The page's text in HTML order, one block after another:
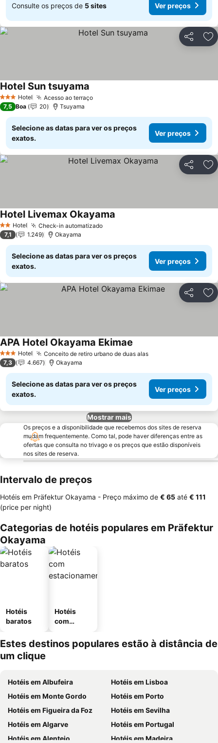
Consulte os preços de 5 sites Ver preços
Partilhar
3 EstrelasHotel Acesso ao terraçoVer preços
Hotel Sun tsuyama
7,5 Boa 20 Tsuyama
Selecione as datas para ver os preços
exatos.
Ver preços
Partilhar
2 Estrelas
Hotel Check-in automatizadoVer preços
Hotel Livemax Okayama
7,1 1.249 Okayama
Selecione as datas para ver os preços
exatos.
Ver preços
Partilhar
3 EstrelasHotel Conceito de retiro urbano de duas alasVer preços
APA Hotel Okayama Ekimae
7,3 4.667 Okayama
Selecione as datas para ver os preços
exatos.
Ver preços
Mostrar mais
Os preços e a disponibilidade que recebemos dos sites de reserva
mudam frequentemente. Como tal, pode haver diferenças entre as
ofertas que consulta no trivago e os preços que estão disponíveis
nos sites de reserva.
Intervalo de preços
Hotéis em Präfektur Okayama - Preço máximo de ‎€ 65 até ‎€ 111
(price per night)
Categorias de hotéis populares em Präfektur
Okayama
Hotéis
baratos
Hotéis
com
mento
Estes destinos populares estão à distância de
um clique
Hotéis em Albufeira
Hotéis em Lisboa
Hotéis em Monte Gordo
Hotéis em Porto
Hotéis em Figueira da Foz
Hotéis em Sevilha
Hotéis em Algarve
Hotéis em Portugal
Hotéis em Alentejo
Hotéis em Madeira